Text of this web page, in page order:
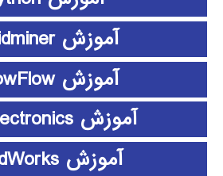
آموزش rapidminer
آموزش ShowFlow
آموزش SimElectronics
آموزش SolidWorks